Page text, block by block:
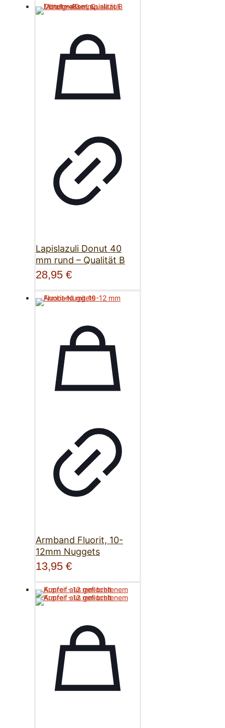
Lapislazuli Donut 40
mm rund – Qualität B
28,95 €
Armband Fluorit, 10-
12mm Nuggets
13,95 €